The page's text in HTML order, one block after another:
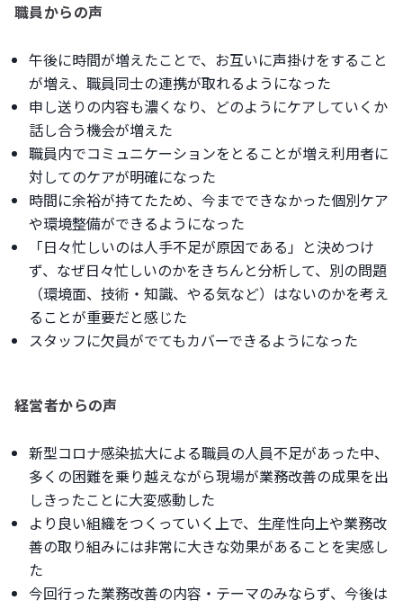
職員からの声
午後に時間が増えたことで、お互いに声掛けをすること
が増え、職員同士の連携が取れるようになった
申し送りの内容も濃くなり、どのようにケアしていくか
話し合う機会が増えた
職員内でコミュニケーションをとることが増え利用者に
対してのケアが明確になった
時間に余裕が持てたため、今までできなかった個別ケア
や環境整備ができるようになった
「日々忙しいのは人手不足が原因である」と決めつけ
ず、なぜ日々忙しいのかをきちんと分析して、別の問題
（環境面、技術・知識、やる気など）はないのかを考え
ることが重要だと感じた
スタッフに欠員がでてもカバーできるようになった
経営者からの声
新型コロナ感染拡大による職員の人員不足があった中、
多くの困難を乗り越えながら現場が業務改善の成果を出
しきったことに大変感動した
より良い組織をつくっていく上で、生産性向上や業務改
善の取り組みには非常に大きな効果があることを実感し
た
今回行った業務改善の内容・テーマのみならず、今後は